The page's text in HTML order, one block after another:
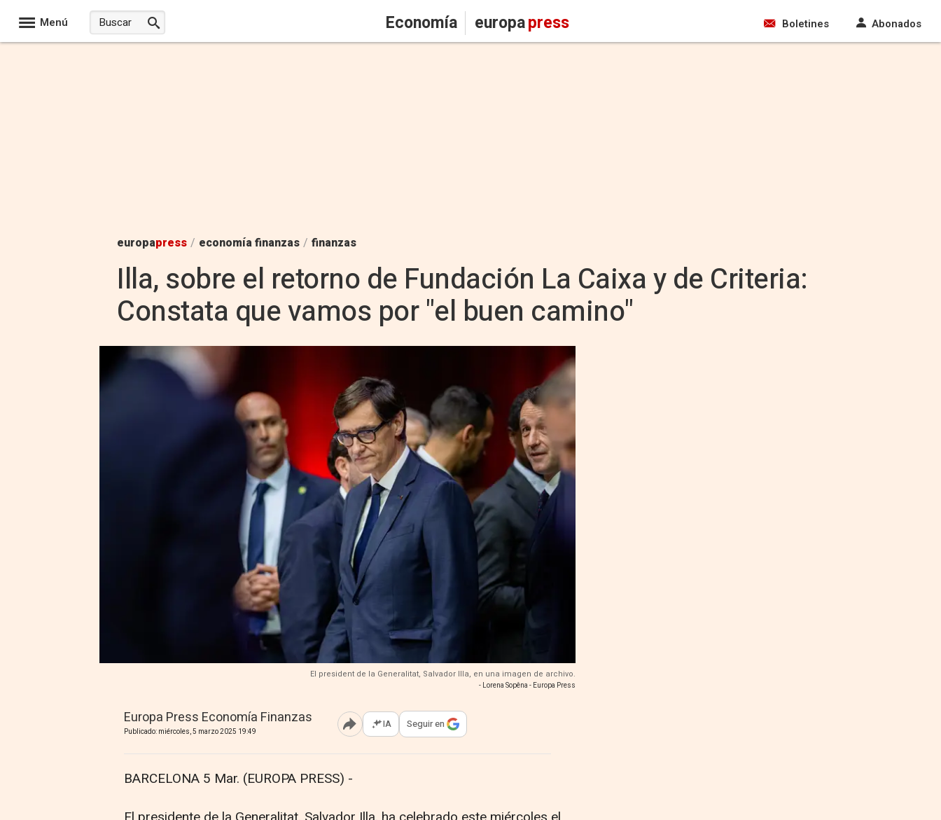
Menú Economía europapress Boletines Abonados
europapress / economía finanzas / finanzas
Illa, sobre el retorno de Fundación La Caixa y de Criteria:
Constata que vamos por "el buen camino"
El president de la Generalitat, Salvador Illa, en una imagen de archivo.
- Lorena Sopêna - Europa Press
Europa Press Economía Finanzas
Publicado: miércoles, 5 marzo 2025 19:49 Abrir opciones para compartir
IA Seguir en
BARCELONA 5 Mar. (EUROPA PRESS) -